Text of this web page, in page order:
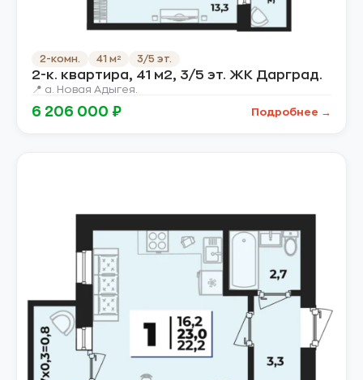
2-комн. 41 м² 3/5 эт.
2-к. квартира, 41 м2, 3/5 эт. ЖК Дарград.
📍 а. Новая Адыгея.
6 206 000 ₽ Подробнее →